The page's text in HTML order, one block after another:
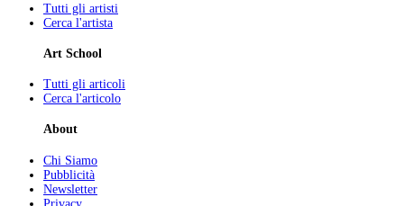
Tutti gli artisti
Cerca l'artista
Art School
Tutti gli articoli
Cerca l'articolo
About
Chi Siamo
Pubblicità
Newsletter